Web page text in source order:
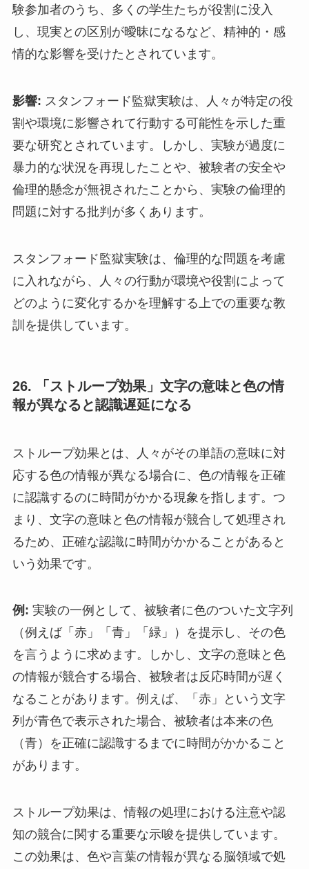
験参加者のうち、多くの学生たちが役割に没入
し、現実との区別が曖昧になるなど、精神的・感
情的な影響を受けたとされています。
影響: スタンフォード監獄実験は、人々が特定の役
割や環境に影響されて行動する可能性を示した重
要な研究とされています。しかし、実験が過度に
暴力的な状況を再現したことや、被験者の安全や
倫理的懸念が無視されたことから、実験の倫理的
問題に対する批判が多くあります。
スタンフォード監獄実験は、倫理的な問題を考慮
に入れながら、人々の行動が環境や役割によって
どのように変化するかを理解する上での重要な教
訓を提供しています。
26. 「ストループ効果」文字の意味と色の情
報が異なると認識遅延になる
ストループ効果とは、人々がその単語の意味に対
応する色の情報が異なる場合に、色の情報を正確
に認識するのに時間がかかる現象を指します。つ
まり、文字の意味と色の情報が競合して処理され
るため、正確な認識に時間がかかることがあると
いう効果です。
例: 実験の一例として、被験者に色のついた文字列
（例えば「赤」「青」「緑」）を提示し、その色
を言うように求めます。しかし、文字の意味と色
の情報が競合する場合、被験者は反応時間が遅く
なることがあります。例えば、「赤」という文字
列が青色で表示された場合、被験者は本来の色
（青）を正確に認識するまでに時間がかかること
があります。
ストループ効果は、情報の処理における注意や認
知の競合に関する重要な示唆を提供しています。
この効果は、色や言葉の情報が異なる脳領域で処